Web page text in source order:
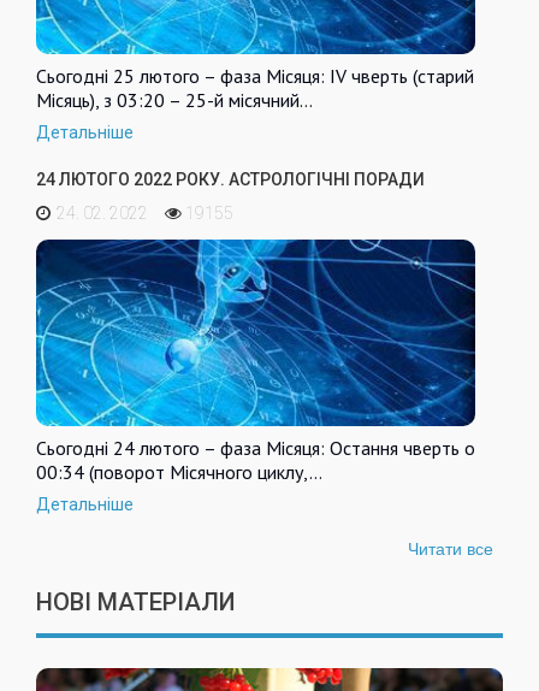
Сьогодні 25 лютого – фаза Місяця: IV чверть (старий
Місяць), з 03:20 – 25-й місячний…
Детальніше
24 ЛЮТОГО 2022 РОКУ. АСТРОЛОГІЧНІ ПОРАДИ
24. 02. 2022
19155
Сьогодні 24 лютого – фаза Місяця: Остання чверть о
00:34 (поворот Місячного циклу,…
Детальніше
Читати все
НОВІ МАТЕРІАЛИ